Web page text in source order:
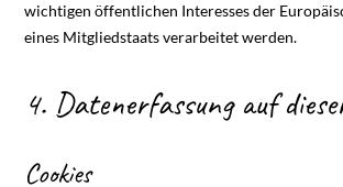
wichtigen öffentlichen Interesses der
eines Mitgliedstaats verarbeitet werden.
4. Datenerfassung auf
Cookies